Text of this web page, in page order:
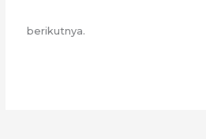
berikutnya.